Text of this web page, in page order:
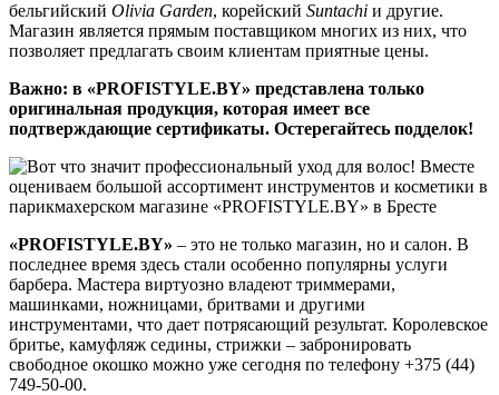
бельгийский Olivia Garden, корейский Suntachi и другие.
Магазин является прямым поставщиком многих из них, что
позволяет предлагать своим клиентам приятные цены.
Важно: в «PROFISTYLE.BY» представлена только
оригинальная продукция, которая имеет все
подтверждающие сертификаты. Остерегайтесь подделок!
«PROFISTYLE.BY» – это не только магазин, но и салон. В
последнее время здесь стали особенно популярны услуги
барбера. Мастера виртуозно владеют триммерами,
машинками, ножницами, бритвами и другими
инструментами, что дает потрясающий результат. Королевское
бритье, камуфляж седины, стрижки – забронировать
свободное окошко можно уже сегодня по телефону +375 (44)
749-50-00.